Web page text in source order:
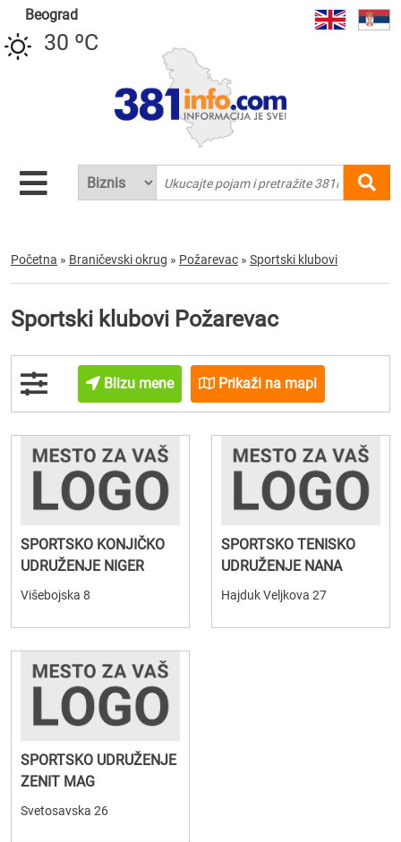
Beograd
30 ºC
Početna » Braničevski okrug » Požarevac » Sportski klubovi
Sportski klubovi Požarevac
Blizu mene Prikaži na mapi
SPORTSKO KONJIČKO
UDRUŽENJE NIGER
Višebojska 8
SPORTSKO TENISKO
UDRUŽENJE NANA
Hajduk Veljkova 27
SPORTSKO UDRUŽENJE
ZENIT MAG
Svetosavska 26